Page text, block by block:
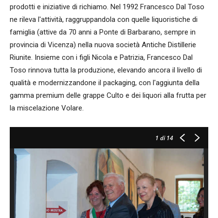
prodotti e iniziative di richiamo. Nel 1992 Francesco Dal Toso
ne rileva l'attività, raggruppandola con quelle liquoristiche di
famiglia (attive da 70 anni a Ponte di Barbarano, sempre in
provincia di Vicenza) nella nuova società Antiche Distillerie
Riunite. Insieme con i figli Nicola e Patrizia, Francesco Dal
Toso rinnova tutta la produzione, elevando ancora il livello di
qualità e modernizzandone il packaging, con l'aggiunta della
gamma premium delle grappe Culto e dei liquori alla frutta per
la miscelazione Volare.
1 di 14